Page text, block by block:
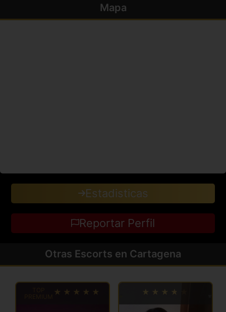
Mapa
Estadisticas
Reportar Perfil
Otras Escorts en Cartagena